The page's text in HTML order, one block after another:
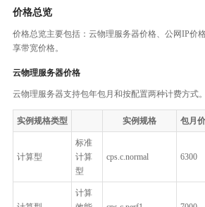
价格总览
价格总览主要包括：云物理服务器价格、公网IP价
享带宽价格。
云物理服务器价格
云物理服务器支持包年包月和按配置两种计费方式。
实例规格类型 实例规格 包月
计算型
标准
计算
型
cps.c.normal 6300
计算